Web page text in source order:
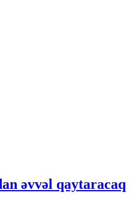
əvvəl qaytaracaq